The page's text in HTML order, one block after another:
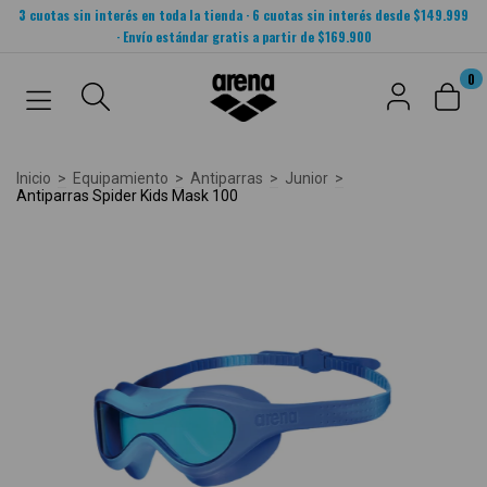
3 cuotas sin interés en toda la tienda · 6 cuotas sin interés desde $149.999
· Envío estándar gratis a partir de $169.900
0
Inicio > Equipamiento > Antiparras > Junior >
Antiparras Spider Kids Mask 100